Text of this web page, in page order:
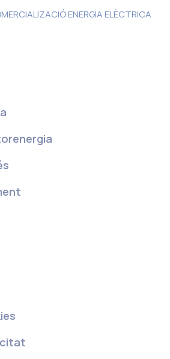
ENERGIA ELÈCTRICA